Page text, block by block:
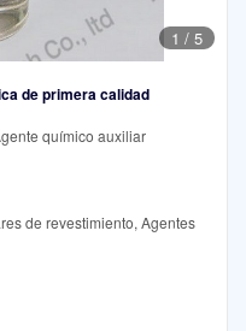
1 / 5
de primera calidad
químico auxiliar
de revestimiento, Agentes